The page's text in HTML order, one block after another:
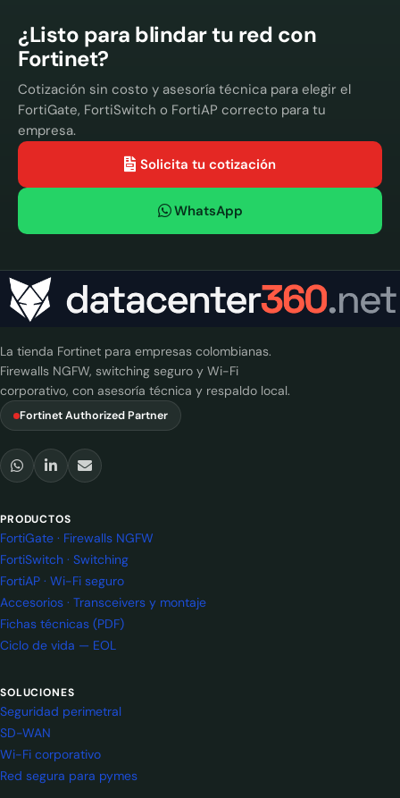
¿Listo para blindar tu red con
Fortinet?
Cotización sin costo y asesoría técnica para elegir el
FortiGate, FortiSwitch o FortiAP correcto para tu
empresa.
Solicita tu cotización
WhatsApp
La tienda Fortinet para empresas colombianas.
Firewalls NGFW, switching seguro y Wi-Fi
corporativo, con asesoría técnica y respaldo local.
Fortinet Authorized Partner
PRODUCTOS
FortiGate · Firewalls NGFW
FortiSwitch · Switching
FortiAP · Wi-Fi seguro
Accesorios · Transceivers y montaje
Fichas técnicas (PDF)
Ciclo de vida — EOL
SOLUCIONES
Seguridad perimetral
SD-WAN
Wi-Fi corporativo
Red segura para pymes